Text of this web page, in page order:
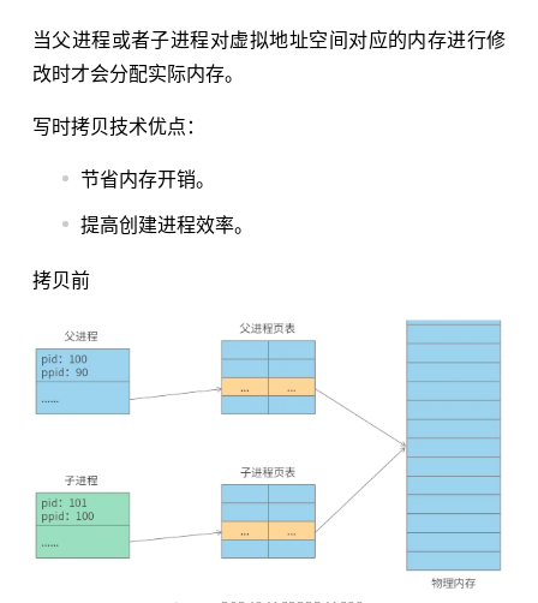
当父进程或者子进程对虚拟地址空间对应的内存进行修
改时才会分配实际内存。
写时拷贝技术优点：
节省内存开销。
提高创建进程效率。
拷贝前